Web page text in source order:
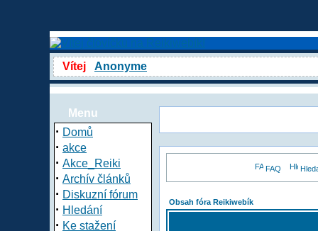
Vítej Anonyme
Menu
· Domů
· akce
· Akce_Reiki
· Archív článků
· Diskuzní fórum
· Hledání
· Ke stažení
FAQ
Obsah fóra Reikiwebík